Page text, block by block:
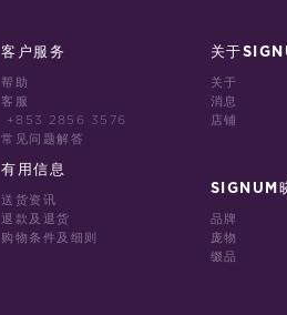
客户服务
帮助
客服
+853 2856 3576
常见问题解答
有用信息
送货资讯
退款及退货
购物条件及细则
关于
关于
消息
店铺
SIGNUM
品牌
庞物
缀品